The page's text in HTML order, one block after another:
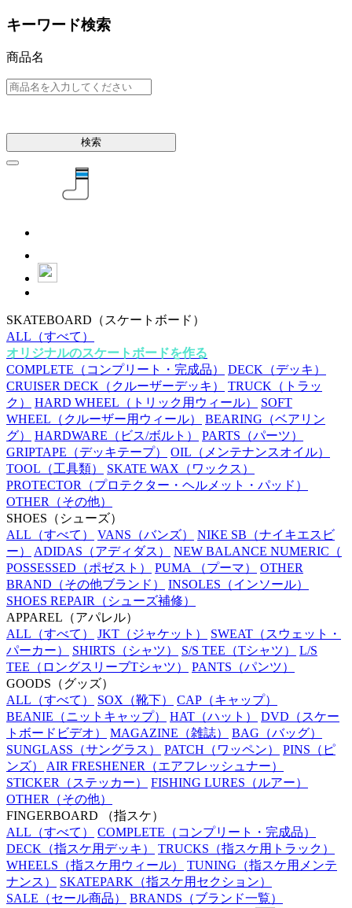
キーワード検索
商品名
検索
SKATEBOARD （スケートボード）
ALL （すべて）
オリジナルのスケートボードを作る
COMPLETE （コンプリート・完成品） DECK （デッキ）
CRUISER DECK （クルーザーデッキ） TRUCK （トラッ
ク）
HARD WHEEL （トリック用ウィール）
SOFT
WHEEL （クルーザー用ウィール） BEARING （ベアリン
グ）
HARDWARE （ビス/ボルト） PARTS （パーツ）
GRIPTAPE （デッキテープ） OIL （メンテナンスオイル）
TOOL （工具類） SKATE WAX （ワックス）
PROTECTOR （プロテクター・ヘルメット・パッド）
OTHER （その他）
SHOES （シューズ）
ALL （すべて） VANS （バンズ） NIKE SB （ナイキエスビ
ー）
ADIDAS （アディダス） NEW BALANCE NUMERIC （
POSSESSED （ポゼスト） PUMA （プーマ）
OTHER
BRAND （その他ブランド） INSOLES （インソール）
SHOES REPAIR （シューズ補修）
APPAREL （アパレル）
ALL （すべて） JKT （ジャケット） SWEAT （スウェット・
パーカー）
SHIRTS （シャツ） S/S TEE （Tシャツ）
L/S
TEE （ロングスリーブTシャツ） PANTS （パンツ）
GOODS （グッズ）
ALL （すべて） SOX （靴下） CAP （キャップ）
BEANIE （ニットキャップ） HAT （ハット） DVD （スケー
トボードビデオ）
MAGAZINE （雑誌） BAG （バッグ）
SUNGLASS （サングラス） PATCH （ワッペン） PINS （ピ
ンズ）
AIR FRESHENER （エアフレッシュナー）
STICKER （ステッカー） FISHING LURES （ルアー）
OTHER （その他）
FINGERBOARD
（指スケ）
ALL （すべて） COMPLETE （コンプリート・完成品）
DECK （指スケ用デッキ） TRUCKS （指スケ用トラック）
WHEELS （指スケ用ウィール） TUNING （指スケ用メンテ
ナンス）
SKATEPARK （指スケ用セクション）
SALE （セール商品） BRANDS （ブランド一覧）